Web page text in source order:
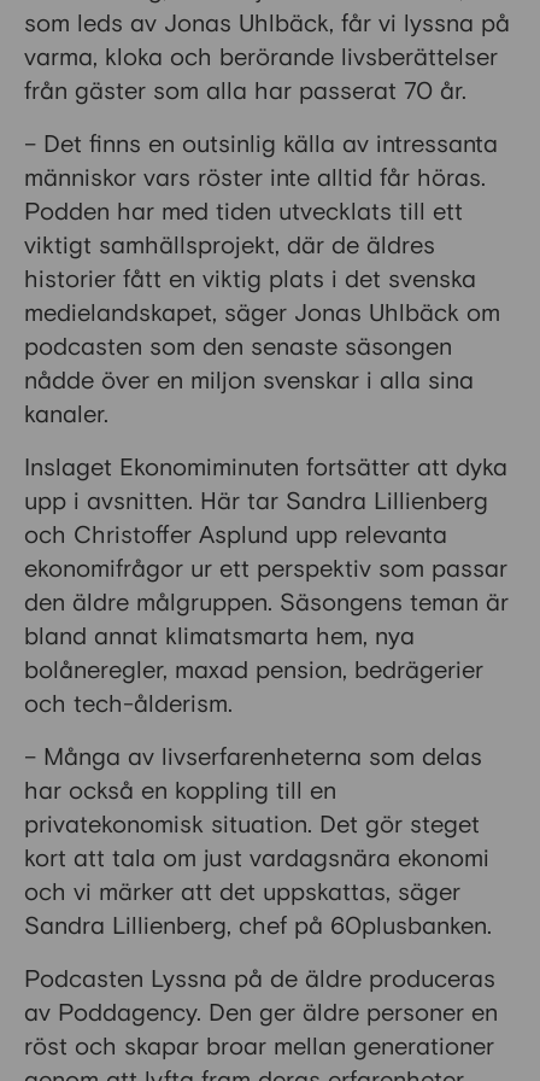
som leds av Jonas Uhlbäck, får vi lyssna på
varma, kloka och berörande livsberättelser
från gäster som alla har passerat 70 år.
– Det finns en outsinlig källa av intressanta
människor vars röster inte alltid får höras.
Podden har med tiden utvecklats till ett
viktigt samhällsprojekt, där de äldres
historier fått en viktig plats i det svenska
medielandskapet, säger Jonas Uhlbäck om
podcasten som den senaste säsongen
nådde över en miljon svenskar i alla sina
kanaler.
Inslaget Ekonomiminuten fortsätter att dyka
upp i avsnitten. Här tar Sandra Lillienberg
och Christoffer Asplund upp relevanta
ekonomifrågor ur ett perspektiv som passar
den äldre målgruppen. Säsongens teman är
bland annat klimatsmarta hem, nya
bolåneregler, maxad pension, bedrägerier
och tech-ålderism.
– Många av livserfarenheterna som delas
har också en koppling till en
privatekonomisk situation. Det gör steget
kort att tala om just vardagsnära ekonomi
och vi märker att det uppskattas, säger
Sandra Lillienberg, chef på 60plusbanken.
Podcasten Lyssna på de äldre produceras
av Poddagency. Den ger äldre personer en
röst och skapar broar mellan generationer